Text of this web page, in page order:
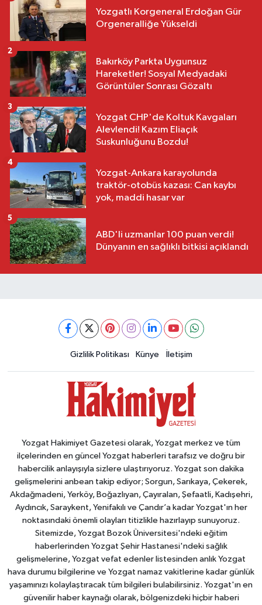
Yozgatlı Korgeneral Erdoğan Gür
Orgeneralliğe Yükseldi
Bakırköy Parkta Uygunsuz
Hareketler! Sosyal Medyadaki
Görüntüler Sonrası Gözaltı
2
Yozgat CHP'de Koltuk Kavgaları
Alevlendi! Kazım Eliaçık
Suskunluğunu Bozdu!
3
Yozgat-Ankara karayolunda
traktör-otobüs kazası: Can kaybı
yok, maddi hasar var
4
ABD'li uzmanlar 100 puan verdi!
Dünyanın en sağlıklı bitkisi açıklandı
5
Gizlilik Politikası Künye İletişim
Yozgat Hakimiyet Gazetesi olarak, Yozgat merkez ve tüm
ilçelerinden en güncel Yozgat haberleri tarafsız ve doğru bir
habercilik anlayışıyla sizlere ulaştırıyoruz. Yozgat son dakika
gelişmelerini anbean takip ediyor; Sorgun, Sarıkaya, Çekerek,
Akdağmadeni, Yerköy, Boğazlıyan, Çayıralan, Şefaatli, Kadışehri,
Aydıncık, Saraykent, Yenifakılı ve Çandır’a kadar Yozgat'ın her
noktasındaki önemli olayları titizlikle hazırlayıp sunuyoruz.
Sitemizde, Yozgat Bozok Üniversitesi'ndeki eğitim
haberlerinden Yozgat Şehir Hastanesi'ndeki sağlık
gelişmelerine, Yozgat vefat edenler listesinden anlık Yozgat
hava durumu bilgilerine ve Yozgat namaz vakitlerine kadar günlük
yaşamınızı kolaylaştıracak tüm bilgileri bulabilirsiniz. Yozgat'ın en
güvenilir haber kaynağı olarak, bölgenizdeki hiçbir haberi